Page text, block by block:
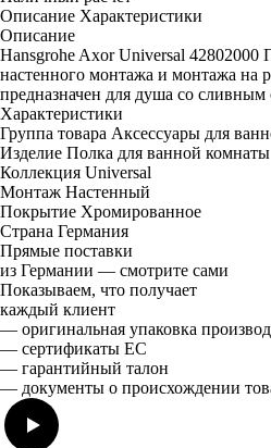
Описание Характеристики
Описание
Hansgrohe Axor Universal 42802000
настенного монтажа и монтажа на
предназначен для душа со сливным
Характеристики
Группа товара Аксессуары для
Изделие Полка для ванной комнаты
Коллекция Universal
Монтаж Настенный
Покрытие Хромированное
Страна Германия
Прямые поставки
из Германии — смотрите сами
Показываем, что получает
каждый клиент
— оригинальная упаковка
— сертификаты ЕС
— гарантийный талон
— документы о происхождении